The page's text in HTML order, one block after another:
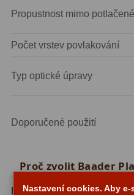
Seřízení 21
Azimutální AZ 6
Propustnost mimo
Počet vrstev povlakování
Typ optické úpravy
Doporučené použití
Proč zvolit Baader
Baader Planetarium je
Nastavení cookies. Aby